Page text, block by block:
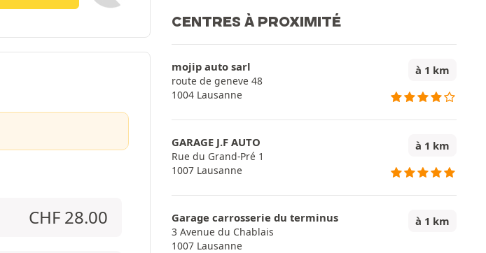
CHF 28.00
CENTRES À PROXIMITÉ
mojip auto sarl
route de geneve 48
1004 Lausanne
à 1 km
GARAGE J.F AUTO
Rue du Grand-Pré 1
1007 Lausanne
à 1 km
Garage carrosserie du terminus
3 Avenue du Chablais
1007 Lausanne
à 1 km